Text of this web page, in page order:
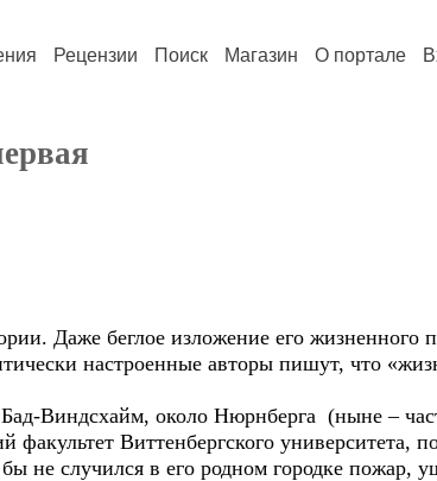
Рецензии Поиск Магазин О портале
Даже беглое изложение его жизненного
настроенные авторы пишут, что
Виндсхайм, около Нюрнберга (ныне –
Виттенбергского университета,
не случился в его родном городке пожар,